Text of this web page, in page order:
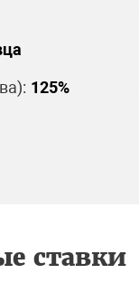
125%
ставки